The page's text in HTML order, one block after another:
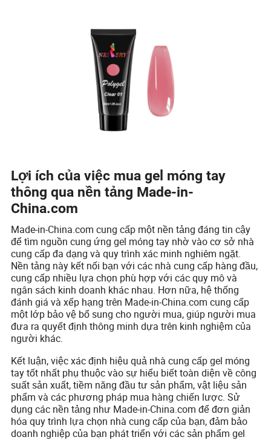
Lợi ích của việc mua gel móng tay
thông qua nền tảng Made-in-
China.com
Made-in-China.com cung cấp một nền tảng đáng tin cậy
để tìm nguồn cung ứng gel móng tay nhờ vào cơ sở nhà
cung cấp đa dạng và quy trình xác minh nghiêm ngặt.
Nền tảng này kết nối bạn với các nhà cung cấp hàng đầu,
cung cấp nhiều lựa chọn phù hợp với các quy mô và
ngân sách kinh doanh khác nhau. Hơn nữa, hệ thống
đánh giá và xếp hạng trên Made-in-China.com cung cấp
một lớp bảo vệ bổ sung cho người mua, giúp người mua
đưa ra quyết định thông minh dựa trên kinh nghiệm của
người khác.
Kết luận, việc xác định hiệu quả nhà cung cấp gel móng
tay tốt nhất phụ thuộc vào sự hiểu biết toàn diện về công
suất sản xuất, tiềm năng đầu tư sản phẩm, vật liệu sản
phẩm và các phương pháp mua hàng chiến lược. Sử
dụng các nền tảng như Made-in-China.com để đơn giản
hóa quy trình lựa chọn nhà cung cấp của bạn, đảm bảo
doanh nghiệp của bạn phát triển với các sản phẩm gel